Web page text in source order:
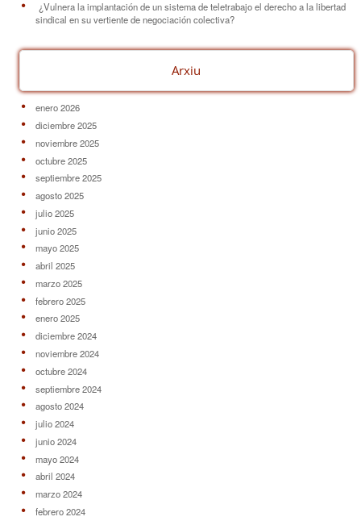
¿Vulnera la implantación de un sistema de teletrabajo el derecho a la libertad
sindical en su vertiente de negociación colectiva?
Arxiu
enero 2026
diciembre 2025
noviembre 2025
octubre 2025
septiembre 2025
agosto 2025
julio 2025
junio 2025
mayo 2025
abril 2025
marzo 2025
febrero 2025
enero 2025
diciembre 2024
noviembre 2024
octubre 2024
septiembre 2024
agosto 2024
julio 2024
junio 2024
mayo 2024
abril 2024
marzo 2024
febrero 2024